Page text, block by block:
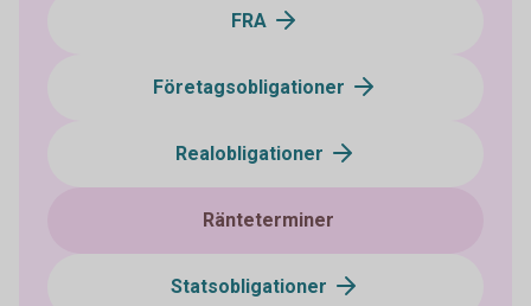
FRA
Företagsobligationer
Realobligationer
Ränteterminer
Statsobligationer